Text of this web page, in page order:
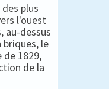
plus
l'ouest
au-dessus
briques, le
1829,
de la